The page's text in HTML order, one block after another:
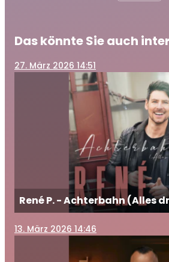
Das könnte Sie auch
27. März 2026 14:51
René P. - Achterbahn (Alles
13. März 2026 14:46